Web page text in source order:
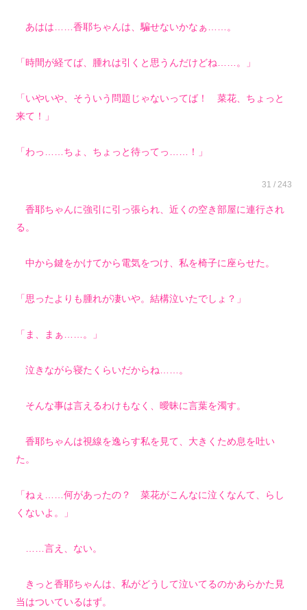
あはは……香耶ちゃんは、騙せないかなぁ……。
「時間が経てば、腫れは引くと思うんだけどね……。」
「いやいや、そういう問題じゃないってば！ 菜花、ちょっと
来て！」
「わっ……ちょ、ちょっと待ってっ……！」
31 / 243
香耶ちゃんに強引に引っ張られ、近くの空き部屋に連行され
る。
中から鍵をかけてから電気をつけ、私を椅子に座らせた。
「思ったよりも腫れが凄いや。結構泣いたでしょ？」
「ま、まぁ……。」
泣きながら寝たくらいだからね……。
そんな事は言えるわけもなく、曖昧に言葉を濁す。
香耶ちゃんは視線を逸らす私を見て、大きくため息を吐い
た。
「ねぇ……何があったの？ 菜花がこんなに泣くなんて、らし
くないよ。」
……言え、ない。
きっと香耶ちゃんは、私がどうして泣いてるのかあらかた見
当はついているはず。